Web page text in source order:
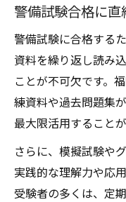
警備試験合格に
警備試験に合格する
資料を繰り返し読み
ことが不可欠です。
練資料や過去問題集
最大限活用することが
さらに、模擬試験や
実践的な理解力や応
受験者の多くは、定